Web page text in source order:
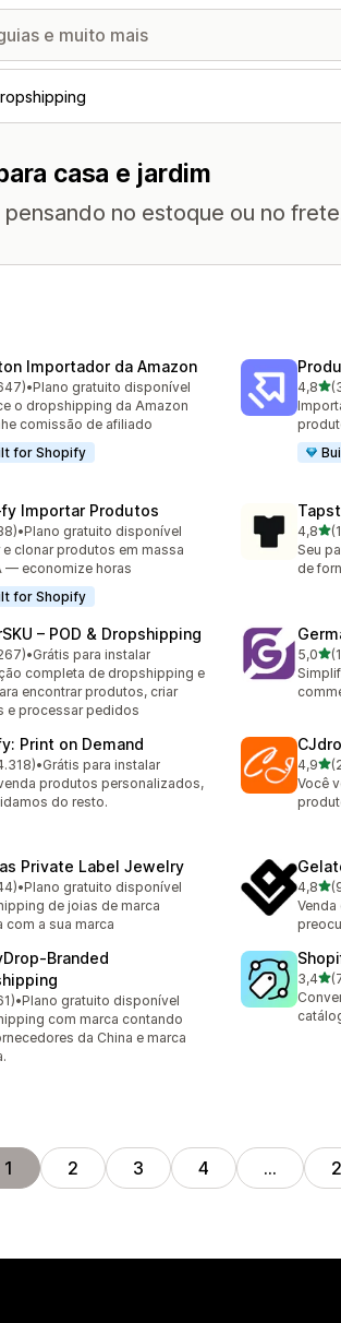
casa e jardim
no estoque ou no
Importador da Amazon
estrelas
ao todo
•Plano gratuito disponível
o dropshipping da Amazon
comissão de afiliado
for Shopify
4,8de
33
Importar Produtos
estrelas
ao todo
•Plano gratuito disponível
e clonar produtos em massa
— economize horas
for Shopify
4,8de
103
Seu
de
– POD & Dropshipping
estrelas
ao todo
•Grátis para instalar
completa de dropshipping e
encontrar produtos, criar
e processar pedidos
5,0de
143
Print on Demand
estrelas
ao todo
•Grátis para instalar
produtos personalizados,
do resto.
4,9de
2549
Você
Private Label Jewelry
estrelas
ao todo
•Plano gratuito disponível
de joias de marca
com a sua marca
4,8de
974
estrelas
ao todo
•Plano gratuito disponível
com marca contando
da China e marca
3,4de
75
1 2 3 4 …